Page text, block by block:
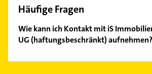
Häufige Fragen
Wie kann ich Kontakt mit iS
UG (haftungsbeschränkt) aufnehmen?